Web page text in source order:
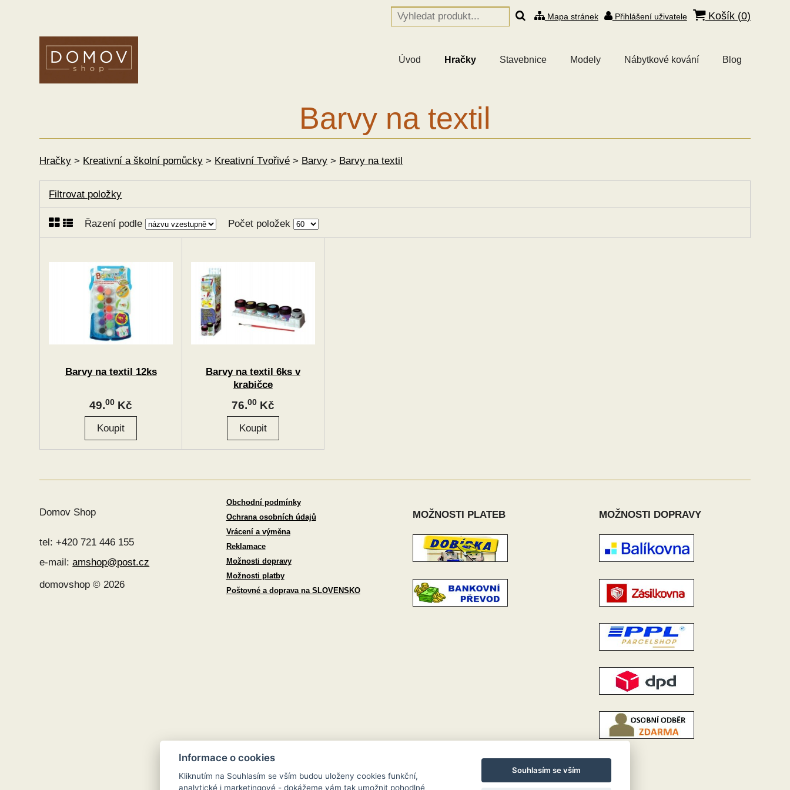
Mapa stránek Přihlášení uživatele Košík (0)
Úvod Hračky Stavebnice Modely Nábytkové kování Blog
Barvy na textil
Hračky > Kreativní a školní pomůcky > Kreativní Tvořivé > Barvy > Barvy na textil
Filtrovat položky
Řazení podle Počet položek
Barvy na textil 12ks
49.00 Kč
Barvy na textil 6ks v
krabičce
76.00Kč
Domov Shop
tel: +420 721 446 155
e-mail:amshop@post.cz
domovshop © 2026
Obchodní podmínky
Ochrana osobních údajů
Vrácení a výměna
Reklamace
Možnosti dopravy
Možnosti platby
Poštovné a doprava na SLOVENSKO
MOŽNOSTI PLATEB MOŽNOSTI DOPRAVY
Informace o cookies
Kliknutím na Souhlasím se vším budou uloženy cookies funkční,
analytické i marketingové - dokážeme vám tak umožnit pohodlné
Souhlasím se vším